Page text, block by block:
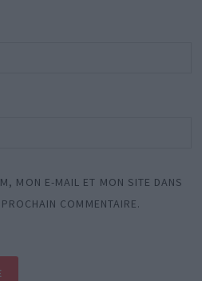
MON E-MAIL ET MON SITE DANS
COMMENTAIRE.